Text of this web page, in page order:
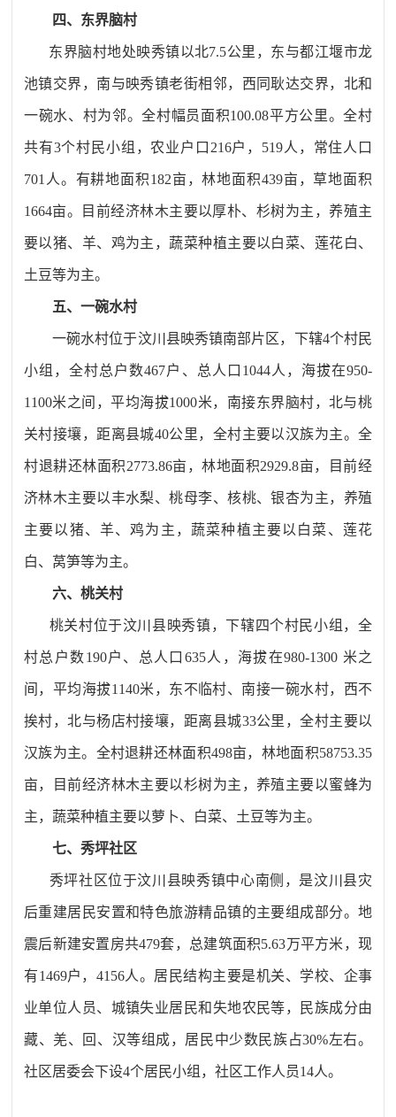
四、东界脑村
东界脑村地处映秀镇以北7.5公里，东与都江堰市龙
池镇交界，南与映秀镇老街相邻，西同耿达交界，北和
一碗水、村为邻。全村幅员面积100.08平方公里。全村
共有3个村民小组，农业户口 216户， 519人，常住人口
701 人。有耕地面积182亩，林地面积439亩，草地面积
1664亩。目前经济林木主要以厚朴、杉树为主，养殖主
要以猪、羊、鸡为主，蔬菜种植主要以白菜、莲花白、
土豆等为主。
五、一碗水村
一碗水村位于汶川县映秀镇南部片区，下辖4个村民
小组，全村总户数467户、总人口 1044人，海拔在950-
1100米之间，平均海拔1000米，南接东界脑村，北与桃
关村接壤，距离县城40公里，全村主要以汉族为主。全
村退耕还林面积2773.86亩，林地面积2929.8亩，目前经
济林木主要以丰水梨、桃母李、核桃、银杏为主，养殖
主要以猪、羊、鸡为主，蔬菜种植主要以白菜、莲花
白、莴笋等为主。
六、桃关村
桃关村位于汶川县映秀镇，下辖四个村民小组，全
村总户数190户、总人口 635人，海拔在980-1300 米之
间，平均海拔1140米，东不临村、南接一碗水村，西不
挨村，北与杨店村接壤，距离县城33公里，全村主要以
汉族为主。全村退耕还林面积498亩，林地面积58753.35
亩，目前经济林木主要以杉树为主，养殖主要以蜜蜂为
主，蔬菜种植主要以萝卜、白菜、土豆等为主。
七、秀坪社区
秀坪社区位于汶川县映秀镇中心南侧，是汶川县灾
后重建居民安置和特色旅游精品镇的主要组成部分。地
震后新建安置房共479套，总建筑面积5.63万平方米，现
有1469户， 4156人。居民结构主要是机关、学校、企事
业单位人员、城镇失业居民和失地农民等，民族成分由
藏、羌、回、汉等组成，居民中少数民族占30%左右。
社区居委会下设4个居民小组，社区工作人员14人。